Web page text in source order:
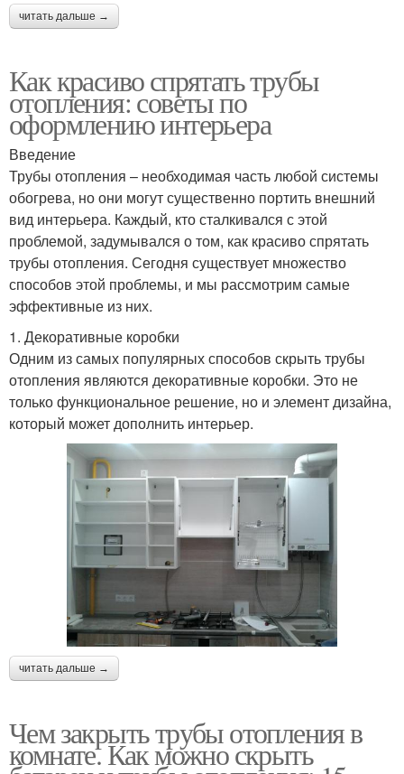
читать дальше →
Как красиво спрятать трубы
отопления: советы по
оформлению интерьера
Введение
Трубы отопления – необходимая часть любой системы
обогрева, но они могут существенно портить внешний
вид интерьера. Каждый, кто сталкивался с этой
проблемой, задумывался о том, как красиво спрятать
трубы отопления. Сегодня существует множество
способов этой проблемы, и мы рассмотрим самые
эффективные из них.
1. Декоративные коробки
Одним из самых популярных способов скрыть трубы
отопления являются декоративные коробки. Это не
только функциональное решение, но и элемент дизайна,
который может дополнить интерьер.
читать дальше →
Чем закрыть трубы отопления в
комнате. Как можно скрыть